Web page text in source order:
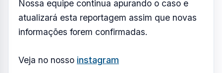
Receba as atualizações do Vale do Paraíba
diretamente no seu e-mail.